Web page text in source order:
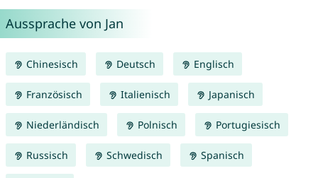
Aussprache von Jan
Chinesisch Deutsch Englisch
Französisch Italienisch Japanisch
Niederländisch Polnisch Portugiesisch
Russisch Schwedisch Spanisch